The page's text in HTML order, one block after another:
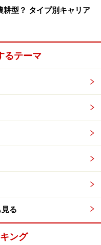
なのに安易に「できま
てしまい、実際に働き
続けられません」とい
とですから、無理はし
らい？
たり、ご主人の理解度
ちろん「できる」と答
できる・できない」に
も見られているので
はなんとかなると思い
耕型？ タイプ別キャリア
るテーマ
る
ング